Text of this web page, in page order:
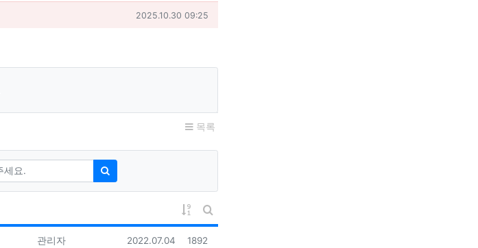
작성일
2025.10.30 09:25
목록
검색하기
게시물 정렬
게시판 검색
등록자
관리자 등록일
2022.07.04 조회
1892